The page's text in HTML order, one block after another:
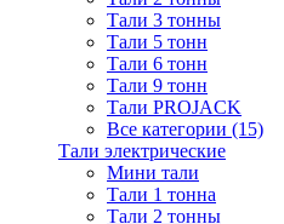
Тали 3 тонны
Тали 5 тонн
Тали 6 тонн
Тали 9 тонн
Тали PROJACK
Все категории (15)
Тали электрические
Мини тали
Тали 1 тонна
Тали 2 тонны